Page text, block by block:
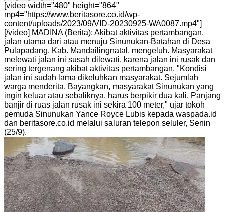
[video width="480" height="864"
mp4="https://www.beritasore.co.id/wp-
content/uploads/2023/09/VID-20230925-WA0087.mp4"]
[/video] MADINA (Berita): Akibat aktivitas pertambangan,
jalan utama dari atau menuju Sinunukan-Batahan di Desa
Pulapadang, Kab. Mandailingnatal, mengeluh. Masyarakat
melewati jalan ini susah dilewati, karena jalan ini rusak dan
sering tergenang akibat aktivitas pertambangan. "Kondisi
jalan ini sudah lama dikeluhkan masyarakat. Sejumlah
warga menderita. Bayangkan, masyarakat Sinunukan yang
ingin keluar atau sebaliknya, harus berpikir dua kali. Panjang
banjir di ruas jalan rusak ini sekira 100 meter," ujar tokoh
pemuda Sinunukan Yance Royce Lubis kepada waspada.id
dan beritasore.co.id melalui saluran telepon seluler, Senin
(25/9).